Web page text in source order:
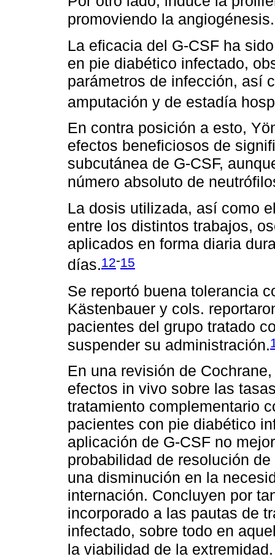
promoviendo la
La eficacia del G-CSF ha
en pie diabético infectado,
parámetros de infección, así
amputación y de estadía
En contra posición a esto,
efectos beneficiosos de
subcutánea de G-CSF,
número absoluto de
La dosis utilizada, así como
entre los distintos trabajos,
aplicados en forma diaria
días.12-15
Se reportó buena tolerancia
Kästenbauer y cols.
pacientes del grupo tratado
suspender su administración.
En una revisión de
efectos in vivo sobre las
tratamiento complementario
pacientes con pie diabético
aplicación de G-CSF no
probabilidad de resolución
una disminución en la
internación. Concluyen por
incorporado a las pautas de
infectado, sobre todo en
la viabilidad de la